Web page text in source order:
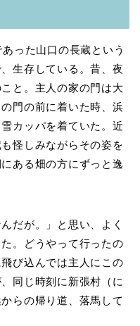
った山口の長蔵という
生存している。昔、夜
と。主人の家の門は大
門の前に着いた時、浜
カッパを着ていた。近
怪しみながらその姿を
ある畑の方にずっと逸
だが。」と思い、よく
。どうやって行ったの
び込んでは主人にこの
同じ時刻に新張村（に
らの帰り道、落馬して